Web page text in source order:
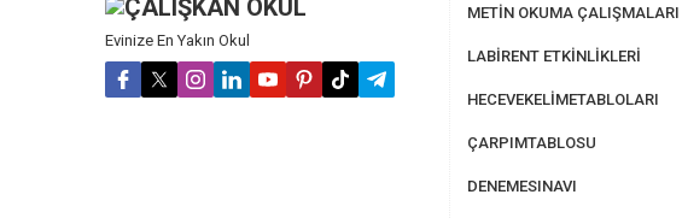
Evinize En Yakın Okul
METİN OKUMA ÇALIŞMALARI
LABİRENT ETKİNLİKLERİ
HECEVEKELİMETABLOLARI
ÇARPIMTABLOSU
DENEMESINAVI